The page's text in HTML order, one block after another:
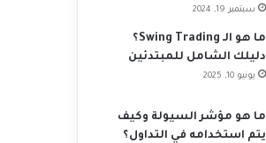
سبتمبر 19, 2024
ما هو الـ Swing Trading؟
دليلك الشامل للمبتدئين
يونيو 10, 2025
ما هو مؤشر السيولة وكيف
يتم استخدامه في التداول؟